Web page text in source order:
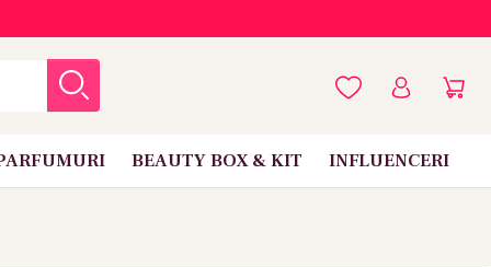
BEAUTY BOX & KIT INFLUENCERI